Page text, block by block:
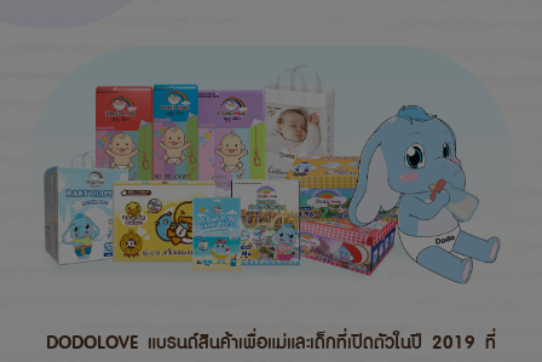
DODOLOVE แบรนด์สินค้าเพื่อแม่และเด็กที่เปิดตัวในปี 2019 ที่